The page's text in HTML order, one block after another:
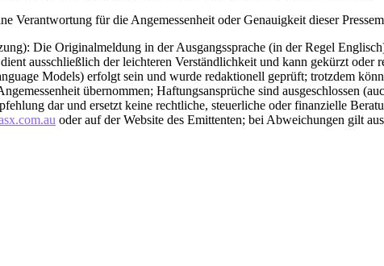
Verantwortung für die Angemessenheit oder Genauigkeit dieser
Die Originalmeldung in der Ausgangssprache (in der Regel
ausschließlich der leichteren Verständlichkeit und kann gekürzt
Models) erfolgt sein und wurde redaktionell geprüft; trotzdem
übernommen; Haftungsansprüche sind ausgeschlossen
dar und ersetzt keine rechtliche, steuerliche oder finanzielle
oder auf der Website des Emittenten; bei Abweichungen gilt